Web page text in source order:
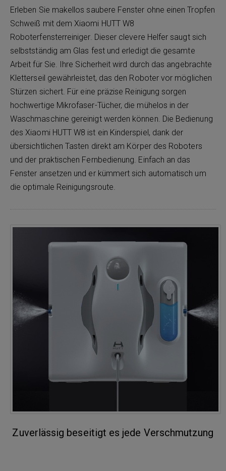
Erleben Sie makellos saubere Fenster ohne einen Tropfen
Schweiß mit dem Xiaomi HUTT W8
Roboterfensterreiniger. Dieser clevere Helfer saugt sich
selbstständig am Glas fest und erledigt die gesamte
Arbeit für Sie. Ihre Sicherheit wird durch das angebrachte
Kletterseil gewährleistet, das den Roboter vor möglichen
Stürzen sichert. Für eine präzise Reinigung sorgen
hochwertige Mikrofaser-Tücher, die mühelos in der
Waschmaschine gereinigt werden können. Die Bedienung
des Xiaomi HUTT W8 ist ein Kinderspiel, dank der
übersichtlichen Tasten direkt am Körper des Roboters
und der praktischen Fernbedienung. Einfach an das
Fenster ansetzen und er kümmert sich automatisch um
die optimale Reinigungsroute.
Zuverlässig beseitigt es jede Verschmutzung